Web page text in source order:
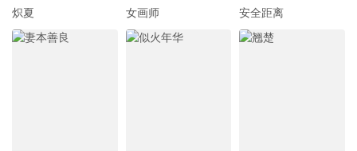
炽夏 女画师 安全距离